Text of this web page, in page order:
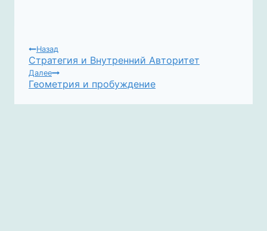
НАВИГАЦИЯ
ПО
ЗАПИСЯМ
Назад
Стратегия и Внутренний Авторитет
Далее
Геометрия и пробуждение